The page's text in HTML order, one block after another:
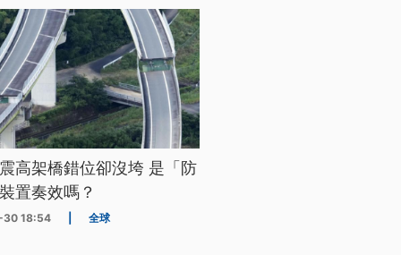
高架橋錯位卻沒垮 是「防
置奏效嗎？
18:54 全球